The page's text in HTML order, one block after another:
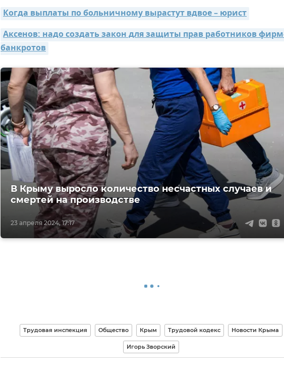
Когда выплаты по больничному вырастут вдвое – юрист
Аксенов: надо создать закон для защиты прав работников
банкротов
23 апреля 2024, 17:17
В Крыму выросло количество несчастных случаев и
смертей на производстве
Трудовая инспекция Общество Крым Трудовой кодекс Новости Крыма
Игорь Зворский